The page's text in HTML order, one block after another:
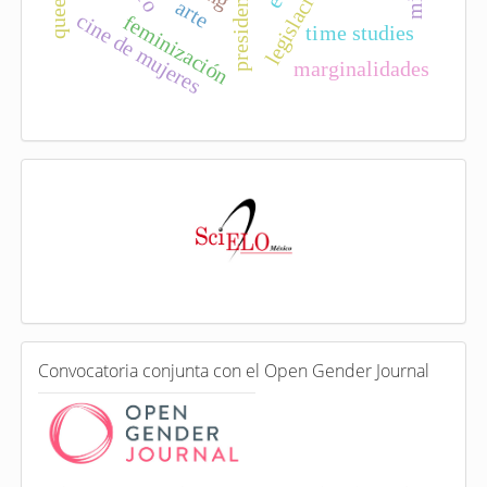
feminización
cine de mujeres time studies
marginalidades
arte
a
e
n
C
o
o
Convocatoria conjunta con el Open Gender Journal